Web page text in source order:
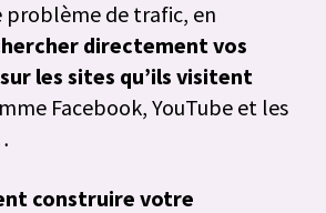
problème de trafic, en
directement vos
les sites qu’ils visitent
Facebook, YouTube et les
construire votre